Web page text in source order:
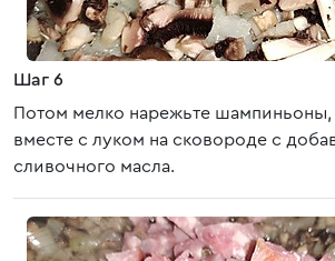
Шаг 6
Потом мелко нарежьте шампиньоны,
вместе с луком на сковороде с
сливочного масла.